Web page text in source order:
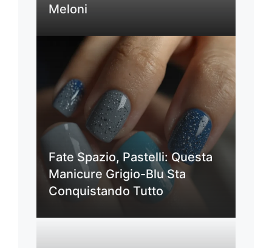
Meloni
Fate Spazio, Pastelli: Questa
Manicure Grigio-Blu Sta
Conquistando Tutto